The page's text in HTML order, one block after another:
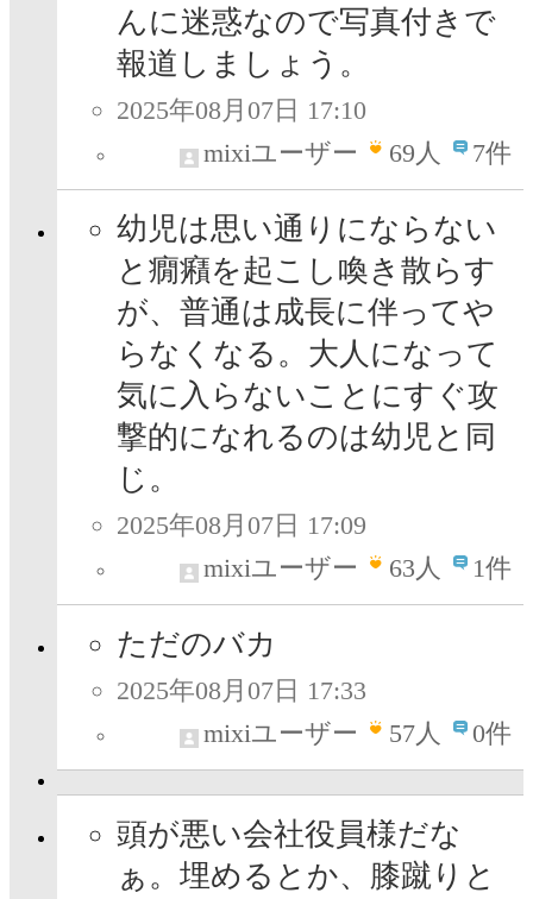
んに迷惑なので写真付きで
報道しましょう。
2025年08月07日 17:10
mixiユーザー
69人 7件
幼児は思い通りにならない
と癇癪を起こし喚き散らす
が、普通は成長に伴ってや
らなくなる。大人になって
気に入らないことにすぐ攻
撃的になれるのは幼児と同
じ。
2025年08月07日 17:09
mixiユーザー
63人 1件
ただのバカ
2025年08月07日 17:33
mixiユーザー
57人 0件
頭が悪い会社役員様だな
ぁ。埋めるとか、膝蹴りと